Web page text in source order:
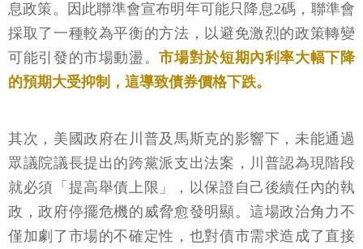
息政策。因此聯準會宣布明年可能只降息2碼，聯準會
採取了一種較為平衡的方法，以避免激烈的政策轉變
可能引發的市場動盪。市場對於短期內利率大幅下降
的預期大受抑制，這導致債券價格下跌。
其次，美國政府在川普及馬斯克的影響下，未能通過
眾議院議長提出的跨黨派支出法案，川普認為現階段
就必須「提高舉債上限」，以保證自己後續任內的執
政，政府停擺危機的威脅愈發明顯。這場政治角力不
僅加劇了市場的不確定性，也對債市需求造成了直接